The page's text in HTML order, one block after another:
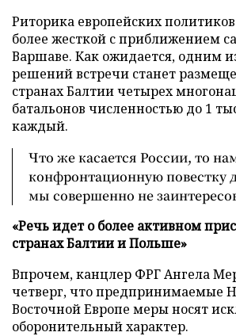
Риторика европейских политиков
более жесткой с приближением
Варшаве. Как ожидается, одним
решений встречи станет
странах Балтии четырех
батальонов численностью до 1
каждый.
Что же касается России, то
конфронтационную повестку
мы совершенно не
«Речь идет о более активном
странах Балтии и Польше»
Впрочем, канцлер ФРГ Ангела
четверг, что предпринимаемые
Восточной Европе меры носят
оборонительный характер.